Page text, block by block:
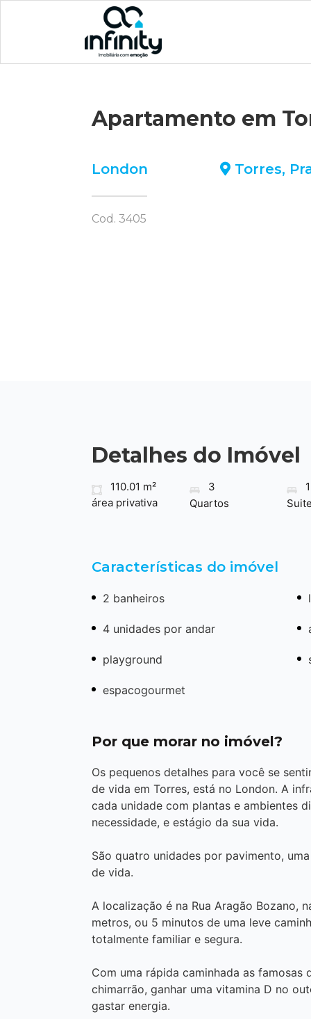
Apartamento em
London Torres,
Cod. 3405
Detalhes do Imóvel
110.01 m²
área privativa
3
Quartos
1
Suite
Características do imóvel
2 banheiros
4 unidades por andar
playground
espacogourmet
Por que morar no imóvel?
Os pequenos detalhes para você se
de vida em Torres, está no London. A
cada unidade com plantas e ambientes
necessidade, e estágio da sua vida.
São quatro unidades por pavimento,
de vida.
A localização é na Rua Aragão Bozano,
metros, ou 5 minutos de uma leve
totalmente familiar e segura.
Com uma rápida caminhada as famosas
chimarrão, ganhar uma vitamina D no
gastar energia.